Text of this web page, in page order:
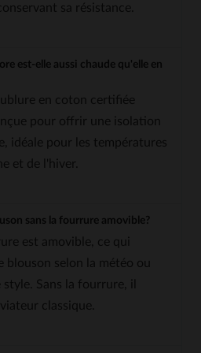
sa résistance.
est-elle aussi chaude qu'elle en
en coton certifiée
pour offrir une isolation
idéale pour les températures
et de l'hiver.
sans la fourrure amovible?
est amovible, ce qui
blouson selon la météo ou
Sans la fourrure, il
classique.